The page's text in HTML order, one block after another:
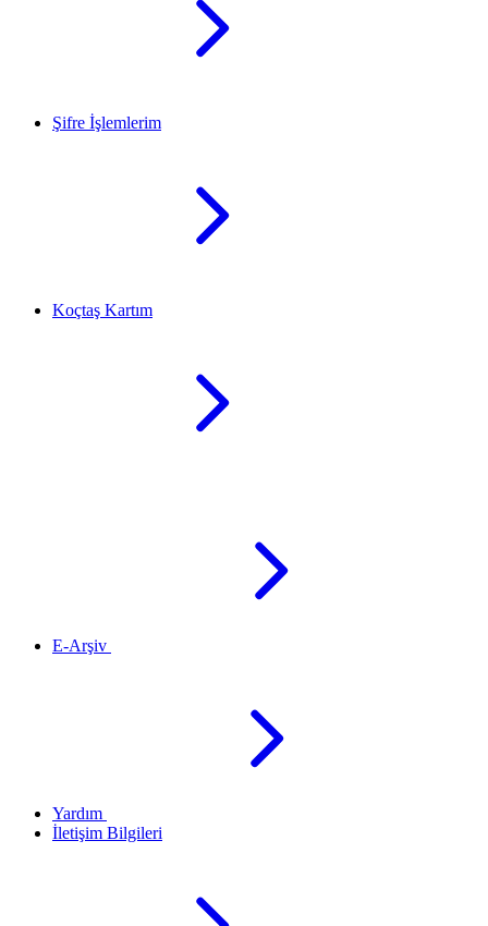
Şifre İşlemlerim
Koçtaş Kartım
E-Arşiv
Yardım
İletişim Bilgileri